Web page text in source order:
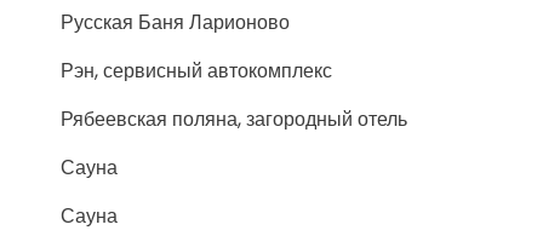
Русская Баня Ларионово
Рэн, сервисный автокомплекс
Рябеевская поляна, загородный отель
Сауна
Сауна